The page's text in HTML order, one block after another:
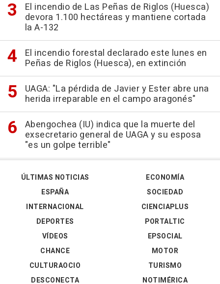
El incendio de Las Peñas de Riglos (Huesca)
devora 1.100 hectáreas y mantiene cortada
la A-132
El incendio forestal declarado este lunes en
Peñas de Riglos (Huesca), en extinción
UAGA: "La pérdida de Javier y Ester abre una
herida irreparable en el campo aragonés"
Abengochea (IU) indica que la muerte del
exsecretario general de UAGA y su esposa
"es un golpe terrible"
ÚLTIMAS NOTICIAS
ESPAÑA
INTERNACIONAL
DEPORTES
VÍDEOS
ECONOMÍA
SOCIEDAD
CIENCIAPLUS
PORTALTIC
EPSOCIAL
CHANCE
CULTURAOCIO
DESCONECTA
MOTOR
TURISMO
NOTIMÉRICA